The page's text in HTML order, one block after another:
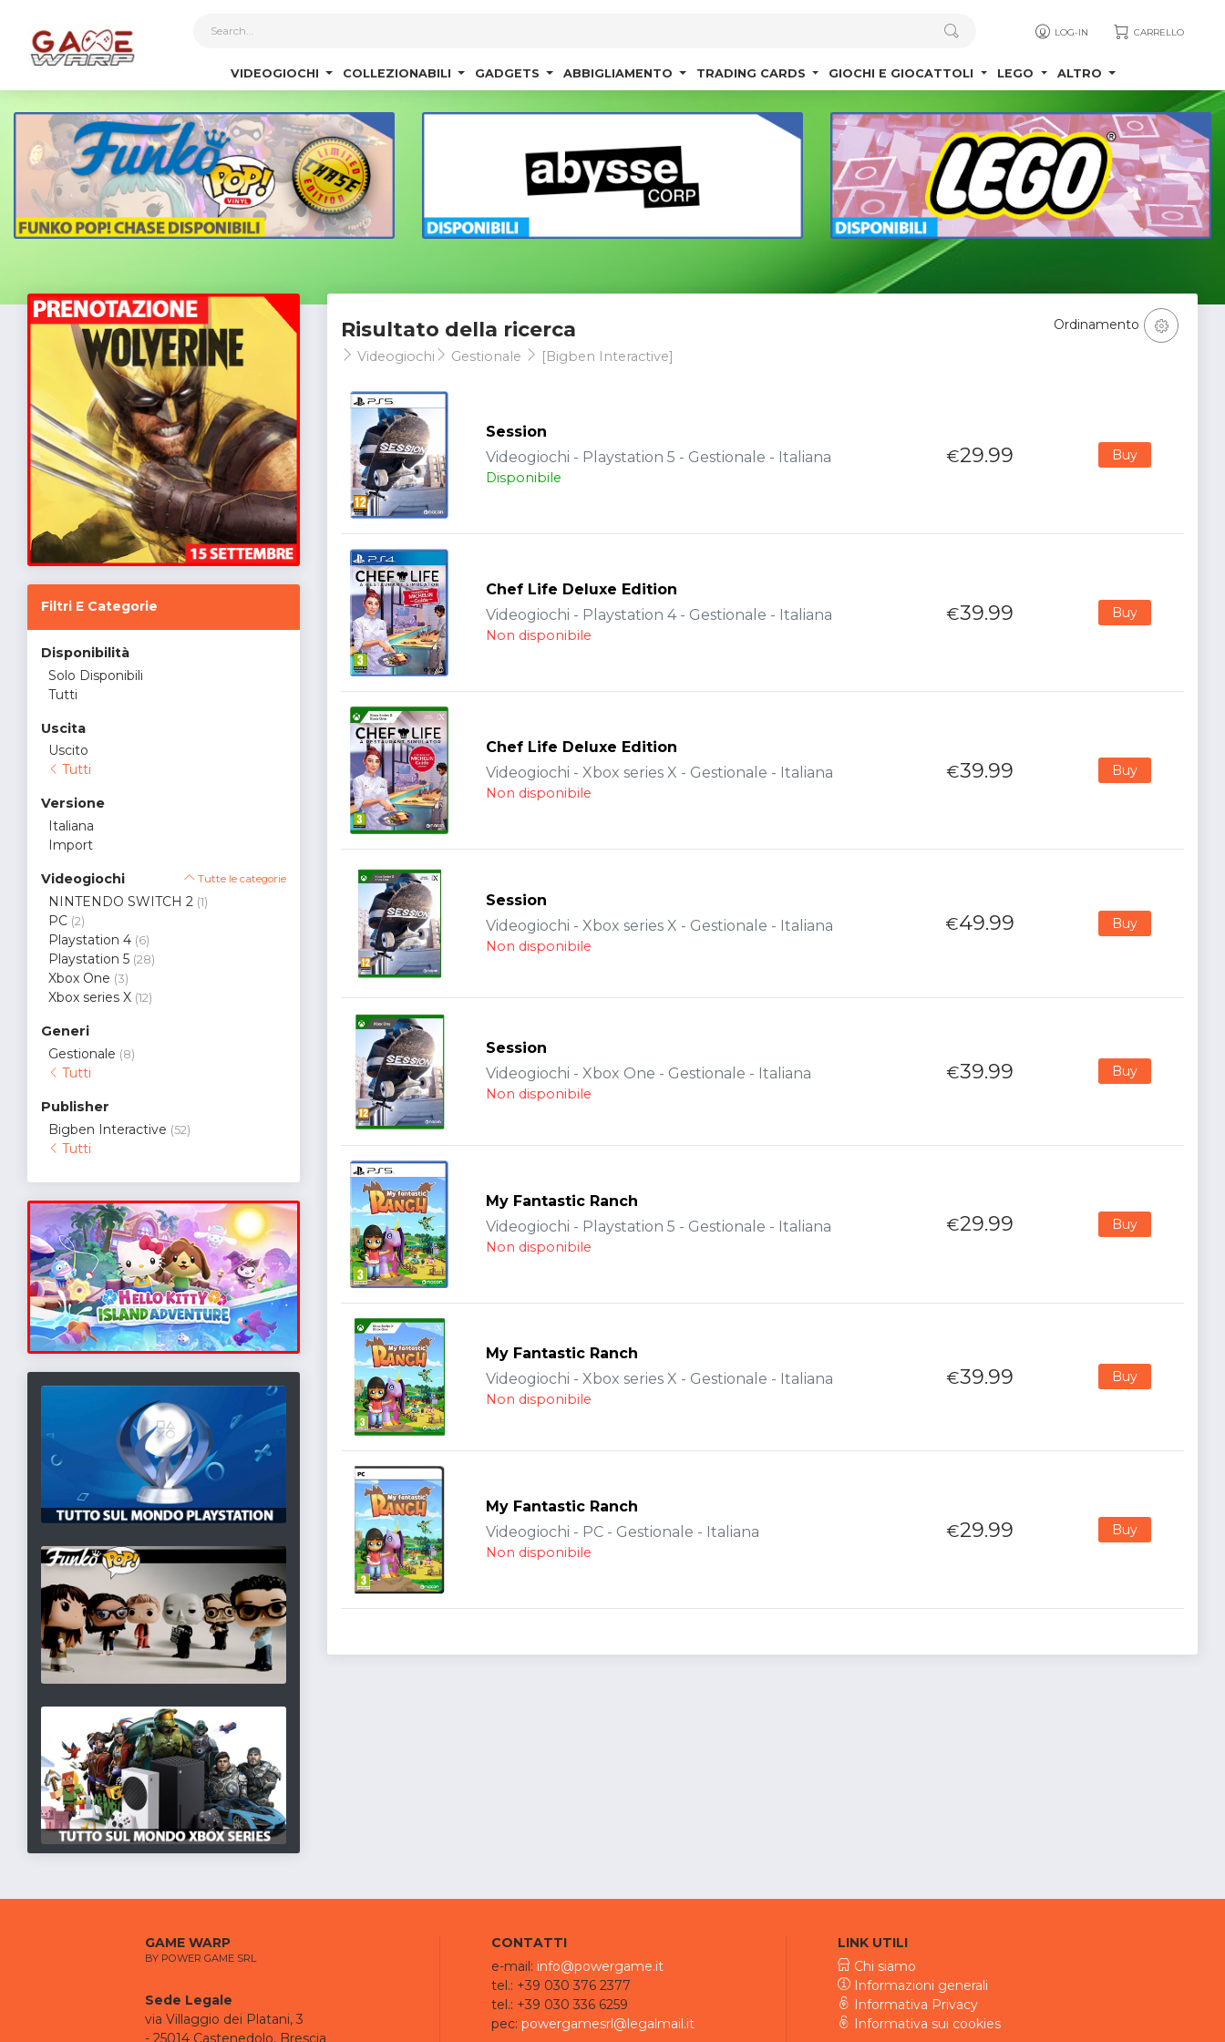
LOG-IN CARRELLO
VIDEOGIOCHI COLLEZIONABILI GADGETS ABBIGLIAMENTO TRADING CARDS GIOCHI E GIOCATTOLI LEGO ALTRO
Filtri E Categorie
Disponibilità
Solo Disponibili
Tutti
Uscita
Uscito
Tutti
Versione
Italiana
Import
Videogiochi Tutte le categorie
NINTENDO SWITCH 2 (1)
PC (2)
Playstation 4 (6)
Playstation 5 (28)
Xbox One (3)
Xbox series X (12)
Generi
Gestionale (8)
Tutti
Publisher
Bigben Interactive (52)
Tutti
Risultato della ricerca
Videogiochi Gestionale [Bigben Interactive]
Ordinamento
Session
Videogiochi - Playstation 5 - Gestionale - Italiana
Disponibile
€29.99 Buy
Chef Life Deluxe Edition
Videogiochi - Playstation 4 - Gestionale - Italiana
Non disponibile
€39.99 Buy
Chef Life Deluxe Edition
Videogiochi - Xbox series X - Gestionale - Italiana
Non disponibile
€39.99 Buy
Session
Videogiochi - Xbox series X - Gestionale - Italiana
Non disponibile
€49.99 Buy
Session
Videogiochi - Xbox One - Gestionale - Italiana
Non disponibile
€39.99 Buy
My Fantastic Ranch
Videogiochi - Playstation 5 - Gestionale - Italiana
Non disponibile
€29.99 Buy
My Fantastic Ranch
Videogiochi - Xbox series X - Gestionale - Italiana
Non disponibile
€39.99 Buy
My Fantastic Ranch
Videogiochi - PC - Gestionale - Italiana
Non disponibile
€29.99 Buy
GAME WARP
BY POWER GAME SRL
Sede Legale
via Villaggio dei Platani, 3
- 25014 Castenedolo, Brescia
CONTATTI
e-mail: info@powergame.it
tel.: +39 030 376 2377
tel.: +39 030 336 6259
pec: powergamesrl@legalmail.it
LINK UTILI
Chi siamo
Informazioni generali
Informativa Privacy
Informativa sui cookies